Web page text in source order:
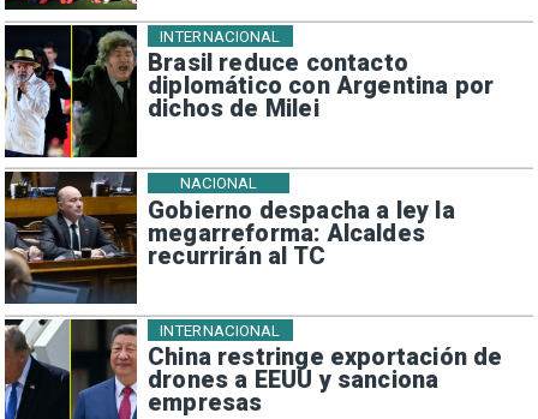
Brasil reduce contacto
diplomático con Argentina por
dichos de Milei
INTERNACIONAL
Gobierno despacha a ley la
megarreforma: Alcaldes
recurrirán al TC
NACIONAL
China restringe exportación de
drones a EEUU y sanciona
empresas
INTERNACIONAL